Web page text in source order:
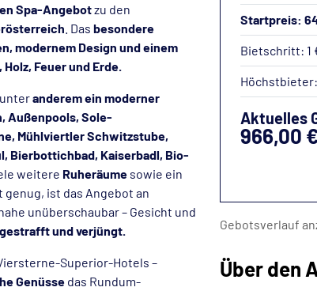
Startpreis:
Bietschritt: 1
Aktuelles
966,00
Gebotsverlauf
Über den
Spa-Angebotzu den
. Das besondere
modernem Design und einem
Feuer und Erde.
anderem ein moderner
Außenpools, Sole-
Mühlviertler Schwitzstube,
Bierbottichbad, Kaiserbadl, Bio-
weitere Ruheräume sowie ein
genug, ist das Angebot an
unüberschaubar – Gesicht und
und verjüngt.
Superior-Hotels –
Genüsse das Rundum-